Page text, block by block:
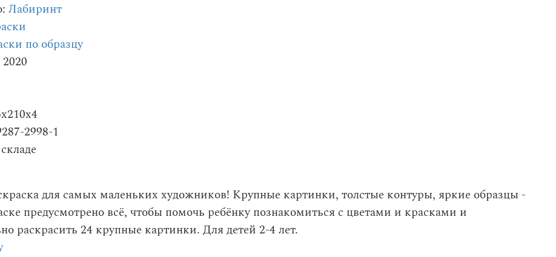
Лабиринт
по образцу
2998-1
для самых маленьких художников! Крупные картинки, толстые контуры, яркие образцы -
предусмотрено всё, чтобы помочь ребёнку познакомиться с цветами и красками и
раскрасить 24 крупные картинки. Для детей 2-4 лет.